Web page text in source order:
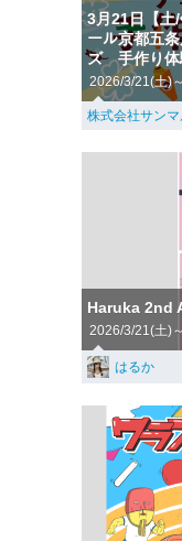
3月21日【土/
ール京都五
ズ 手作り体
2026/3/21(土)
株式会社サン
Haruka 2nd
2026/3/21(土)
はるか